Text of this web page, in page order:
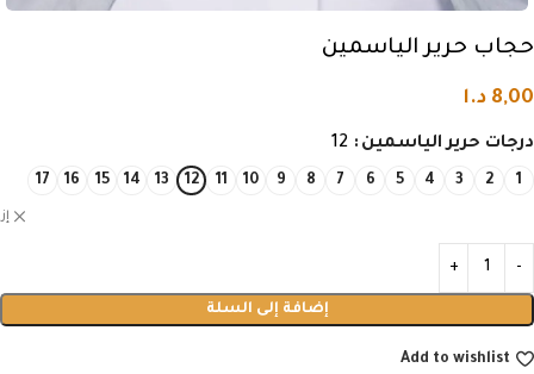
حجاب حرير الياسمين
8,00 د.ا
درجات حرير الياسمين 12
1
2
3
4
5
6
7
8
9
10
11
12
13
14
15
16
17
إضافة إلى السلة
Add to wishlist